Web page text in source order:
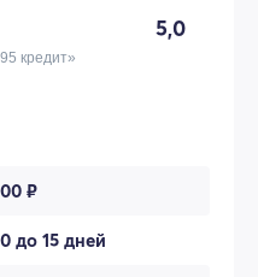
5,0
кредит»
₽
до 15 дней